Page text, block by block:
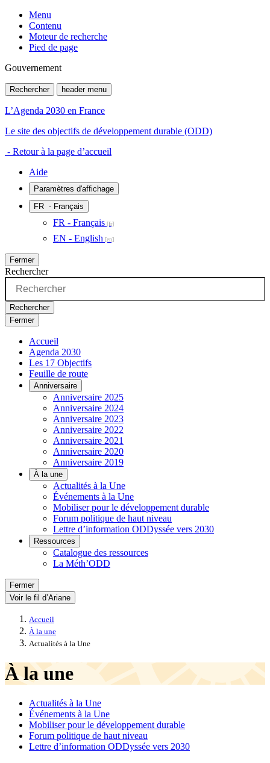
Menu
Contenu
Moteur de recherche
Pied de page
Gouvernement
Rechercher header menu
L’Agenda 2030 en France
Le site des objectifs de développement durable (ODD)
- Retour à la page d’accueil
Aide
Paramètres d'affichage
FR - Français
FR - Français
EN - English
Fermer
Rechercher
Rechercher
Fermer
Accueil
Agenda 2030
Les 17 Objectifs
Feuille de route
Anniversaire
Anniversaire 2025
Anniversaire 2024
Anniversaire 2023
Anniversaire 2022
Anniversaire 2021
Anniversaire 2020
Anniversaire 2019
À la une
Actualités à la Une
Événements à la Une
Mobiliser pour le développement durable
Forum politique de haut niveau
Lettre d’information ODDyssée vers 2030
Ressources
Catalogue des ressources
La Méth’ODD
Fermer
Voir le fil d’Ariane
Accueil
À la une
Actualités à la Une
À la une
Actualités à la Une
Événements à la Une
Mobiliser pour le développement durable
Forum politique de haut niveau
Lettre d’information ODDyssée vers 2030